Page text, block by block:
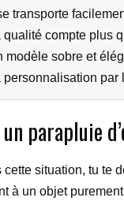
se transporte
qualité compte plus
modèle sobre et
personnalisation par
parapluie
cette situation, tu te
à un objet